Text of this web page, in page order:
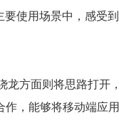
使用场景中，感受
龙方面则将思路打开
，能够将移动端应